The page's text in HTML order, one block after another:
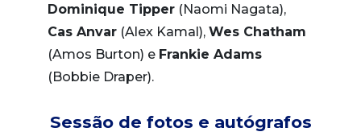
Dominique Tipper (Naomi Nagata),
Cas Anvar (Alex Kamal), Wes Chatham
(Amos Burton) e Frankie Adams
(Bobbie Draper).
Sessão de fotos e autógrafos